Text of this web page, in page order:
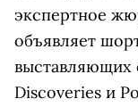
экспертное
объявляет
выставляющих
Discoveries и